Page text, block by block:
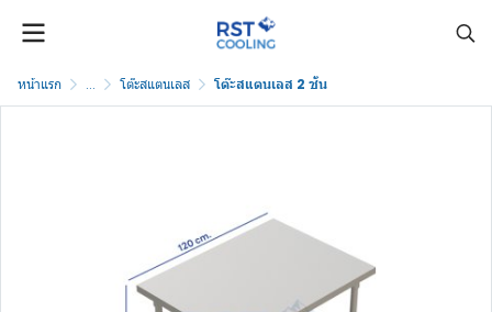
หน้าแรก ... โต๊ะสแตนเลส โต๊ะสแตนเลส 2 ชั้น